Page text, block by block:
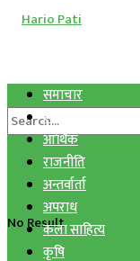
No Result
समाचार
स्वास्थ्य
आर्थिक
राजनीति
अन्तर्वार्ता
अपराध
कला साहित्य
कृषि